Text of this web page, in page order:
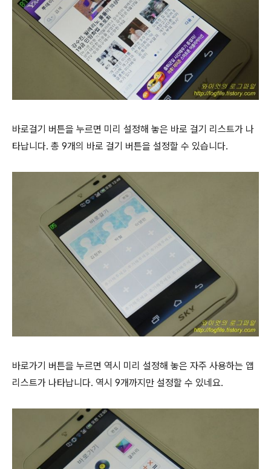
바로걸기 버튼을 누르면 미리 설정해 놓은 바로 걸기 리스트가 나
타납니다. 총 9개의 바로 걸기 버튼을 설정할 수 있습니다.
바로가기 버튼을 누르면 역시 미리 설정해 놓은 자주 사용하는 앱
리스트가 나타납니다. 역시 9개까지만 설정할 수 있네요.